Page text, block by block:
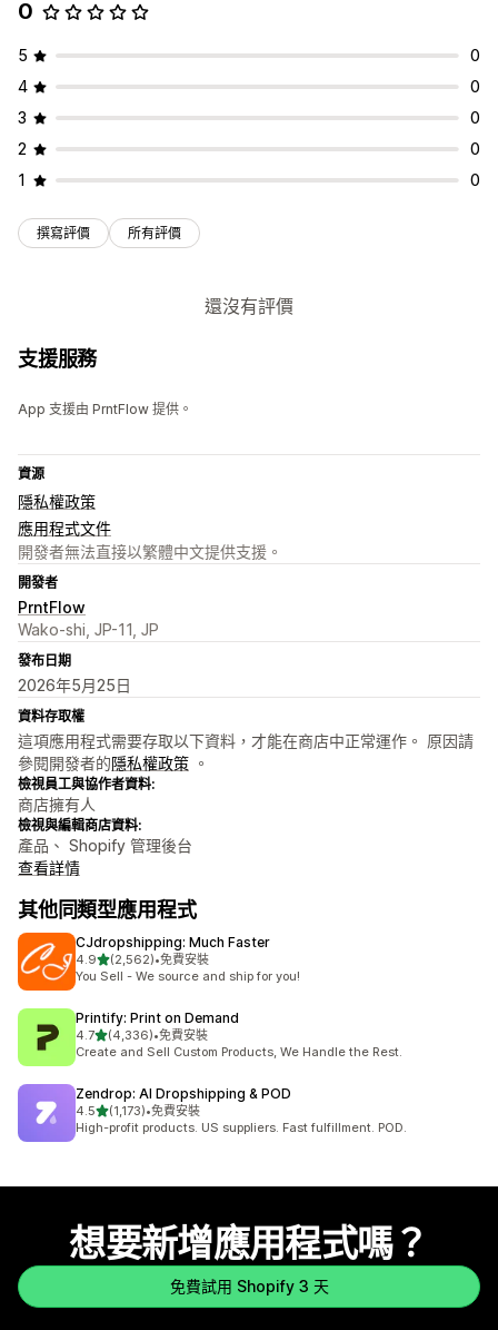
0
5
0
4
0
3
0
2
0
1
0
撰寫評價 所有評價
還沒有評價
支援服務
App 支援由 PrntFlow 提供。
資源
隱私權政策
應用程式文件
開發者無法直接以繁體中文提供支援。
開發者
PrntFlow
Wako-shi, JP-11, JP
發布日期
2026年5月25日
資料存取權
這項應用程式需要存取以下資料，才能在商店中正常運作。 原因請
參閱開發者的隱私權政策 。
檢視員工與協作者資料:
商店擁有人
檢視與編輯商店資料:
產品、 Shopify 管理後台
查看詳情
其他同類型應用程式
CJdropshipping: Much Faster
4.9滿分 5 顆星
(2,562)
共有 2562 則評價
•免費安裝
You Sell - We source and ship for you!
Printify: Print on Demand
4.7滿分 5 顆星
(4,336)
共有 4336 則評價
•免費安裝
Create and Sell Custom Products, We Handle the Rest.
Zendrop: AI Dropshipping & POD
4.5滿分 5 顆星
(1,173)
共有 1173 則評價
•免費安裝
High-profit products. US suppliers. Fast fulfillment. POD.
想要新增應用程式嗎？
免費試用 Shopify 3 天